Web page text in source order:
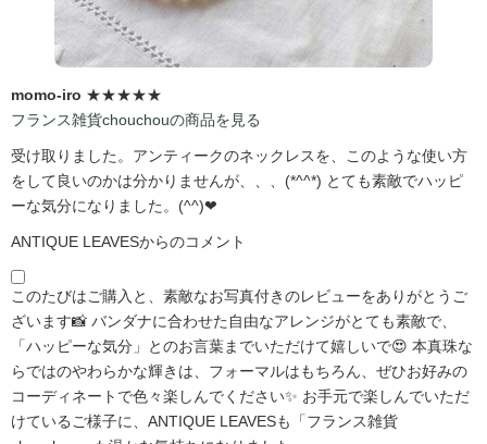
momo-iro ★★★★★
フランス雑貨chouchouの商品を見る
受け取りました。アンティークのネックレスを、このような使い方
をして良いのかは分かりませんが、、、(*^^*) とても素敵でハッピ
ーな気分になりました。(^^)❤
ANTIQUE LEAVESからのコメント
このたびはご購入と、素敵なお写真付きのレビューをありがとうご
ざいます📸 バンダナに合わせた自由なアレンジがとても素敵で、
「ハッピーな気分」とのお言葉までいただけて嬉しいで😍 本真珠な
らではのやわらかな輝きは、フォーマルはもちろん、ぜひお好みの
コーディネートで色々楽しんでください✨ お手元で楽しんでいただ
けているご様子に、ANTIQUE LEAVESも「フランス雑貨